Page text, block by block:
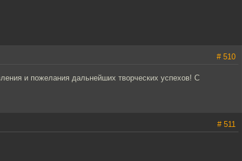
# 510
и пожелания дальнейших творческих успехов! С
# 511